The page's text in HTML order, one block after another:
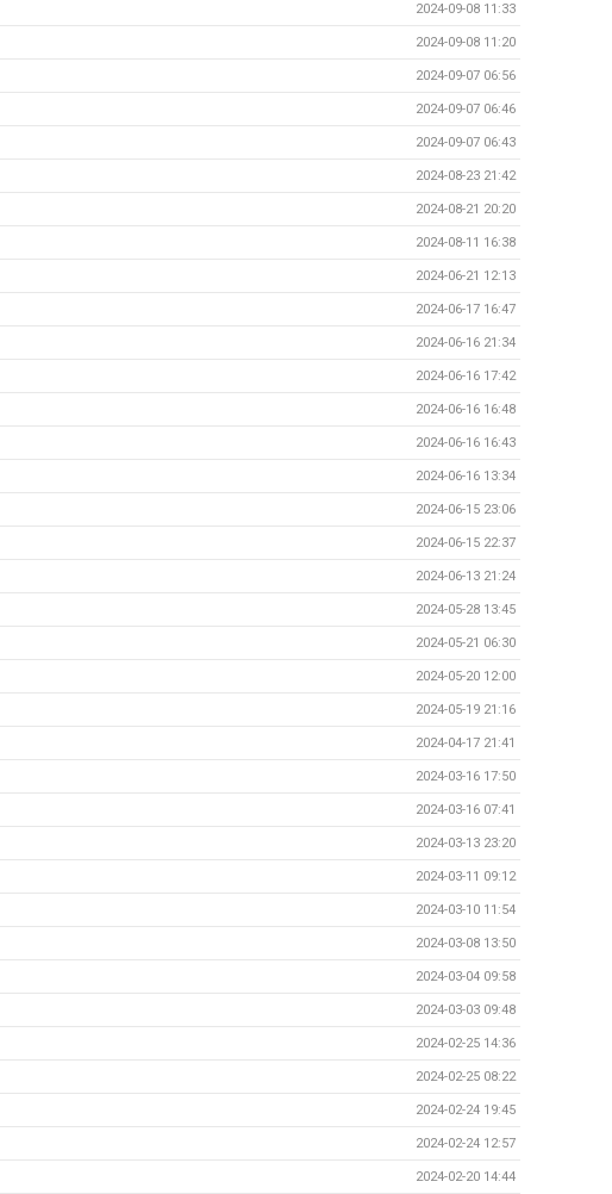
2024-09-08 11:33
2024-09-08 11:20
2024-09-07 06:56
2024-09-07 06:46
2024-09-07 06:43
2024-08-23 21:42
2024-08-21 20:20
2024-08-11 16:38
2024-06-21 12:13
2024-06-17 16:47
2024-06-16 21:34
2024-06-16 17:42
2024-06-16 16:48
2024-06-16 16:43
2024-06-16 13:34
2024-06-15 23:06
2024-06-15 22:37
2024-06-13 21:24
2024-05-28 13:45
2024-05-21 06:30
2024-05-20 12:00
2024-05-19 21:16
2024-04-17 21:41
2024-03-16 17:50
2024-03-16 07:41
2024-03-13 23:20
2024-03-11 09:12
2024-03-10 11:54
2024-03-08 13:50
2024-03-04 09:58
2024-03-03 09:48
2024-02-25 14:36
2024-02-25 08:22
2024-02-24 19:45
2024-02-24 12:57
2024-02-20 14:44